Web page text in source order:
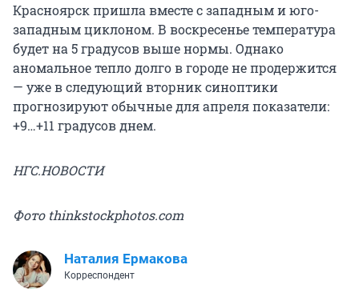
Красноярск пришла вместе с западным и юго-
западным циклоном. В воскресенье температура
будет на 5 градусов выше нормы. Однако
аномальное тепло долго в городе не продержится
— уже в следующий вторник синоптики
прогнозируют обычные для апреля показатели:
+9…+11 градусов днем.
НГС.НОВОСТИ
Фото thinkstockphotos.com
Наталия Ермакова
Корреспондент